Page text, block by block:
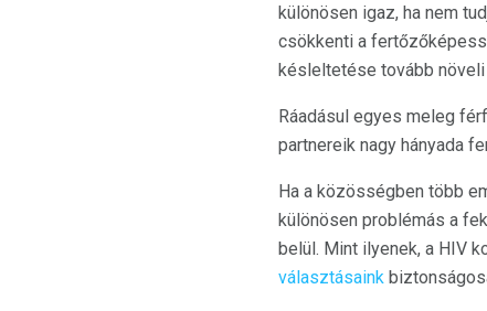
különösen igaz, ha nem
csökkenti a
késleltetése tovább
Ráadásul egyes meleg
partnereik nagy hányada
Ha a közösségben több
különösen problémás a
belül. Mint ilyenek, a HIV
választásaink